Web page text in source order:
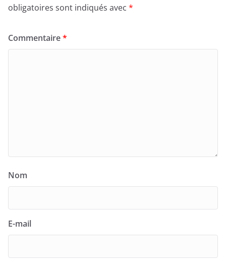
obligatoires sont indiqués avec *
Commentaire*
Nom
E-mail